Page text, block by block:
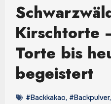
Kirschtorte
Torte bis
begeistert
#Backkakao, #Backpulver,